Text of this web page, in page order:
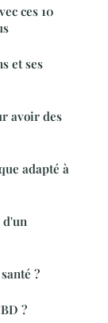
ces 10
et ses
avoir des
adapté à
d'un
?
?